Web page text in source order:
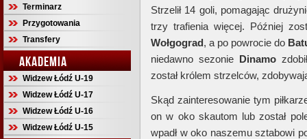
Terminarz
Przygotowania
Transfery
AKADEMIA
Widzew Łódź U-19
Widzew Łódź U-17
Widzew Łódź U-16
Widzew Łódź U-15
Strzelił 14 goli, pomagając
trzy trafienia więcej. Później
Wołgograd, a po powrocie do
niedawno sezonie Dinamo
został królem strzelców,
Skąd zainteresowanie tym
on w oko skautom lub został
wpadł w oko naszemu sztabowi